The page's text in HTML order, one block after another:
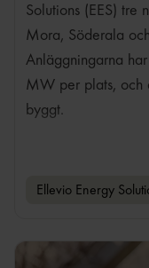
Solutions (EES) tre
Mora, Söderala
Anläggningarna
MW per plats, och
byggt.
Ellevio Energy